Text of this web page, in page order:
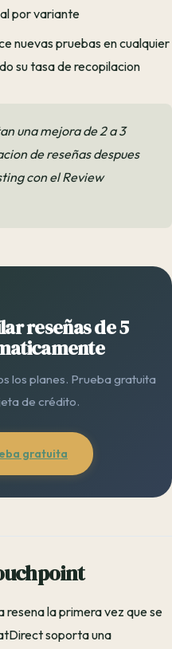
por variante
nuevas pruebas en cualquier
su tasa de recopilacion
una mejora de 2 a 3
de reseñas despues
con el Review
reseñas de 5
los planes. Prueba gratuita
de crédito.
gratuita
resena la primera vez que se
soporta una